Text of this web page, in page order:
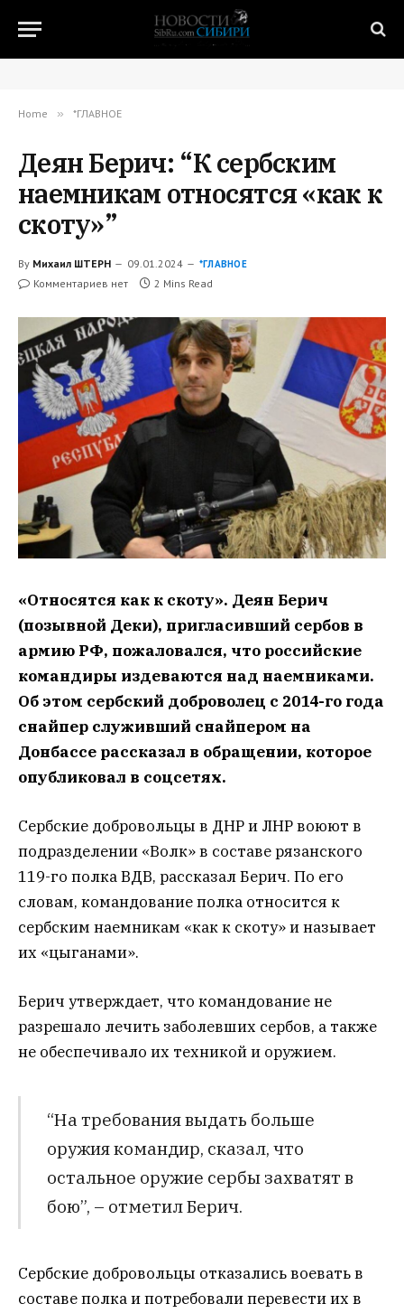
Home » *ГЛАВНОЕ
Деян Берич: “К сербским
наемникам относятся «как к
скоту»”
By Михаил ШТЕРН 09.01.2024 *ГЛАВНОЕ
Комментариев нет 2 Mins Read
«Относятся как к скоту». Деян Берич
(позывной Деки), пригласивший сербов в
армию РФ, пожаловался, что российские
командиры издеваются над наемниками.
Об этом сербский доброволец с 2014-го года
снайпер служивший снайпером на
Донбассе рассказал в обращении, которое
опубликовал в соцсетях.
Сербские добровольцы в ДНР и ЛНР воюют в
подразделении «Волк» в составе рязанского
119-го полка ВДВ, рассказал Берич. По его
словам, командование полка относится к
сербским наемникам «как к скоту» и называет
их «цыганами».
Берич утверждает, что командование не
разрешало лечить заболевших сербов, а также
не обеспечивало их техникой и оружием.
“На требования выдать больше
оружия командир, сказал, что
остальное оружие сербы захватят в
бою”, – отметил Берич.
Сербские добровольцы отказались воевать в
составе полка и потребовали перевести их в